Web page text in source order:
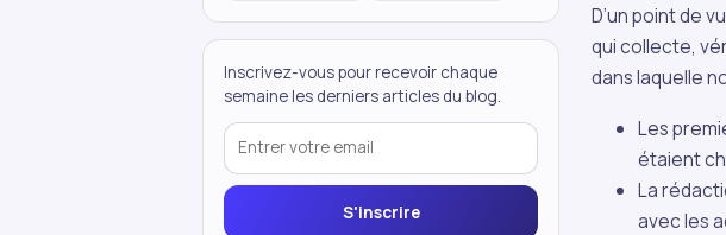
Inscrivez-vous pour recevoir chaque
semaine les derniers articles du blog.
S'inscrire
D’un point de
qui collecte,
dans laquelle
Les
étaient
La
avec les